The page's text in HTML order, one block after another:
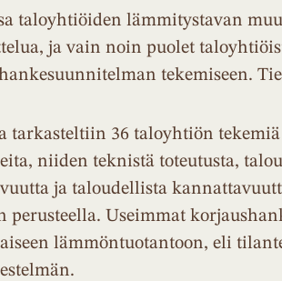
taloyhtiöiden lämmitystavan
ja vain noin puolet
tekemiseen.
tarkasteltiin 36 taloyhtiön
niiden teknistä toteutusta,
ja taloudellista
perusteella. Useimmat
lämmöntuotantoon, eli